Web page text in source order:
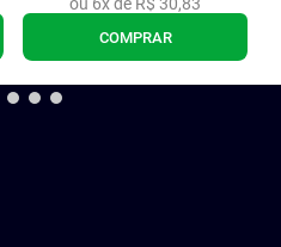
ou 6x de R$ 30,83
COMPRAR